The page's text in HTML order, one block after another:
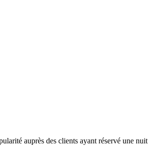
auprès des clients ayant réservé une